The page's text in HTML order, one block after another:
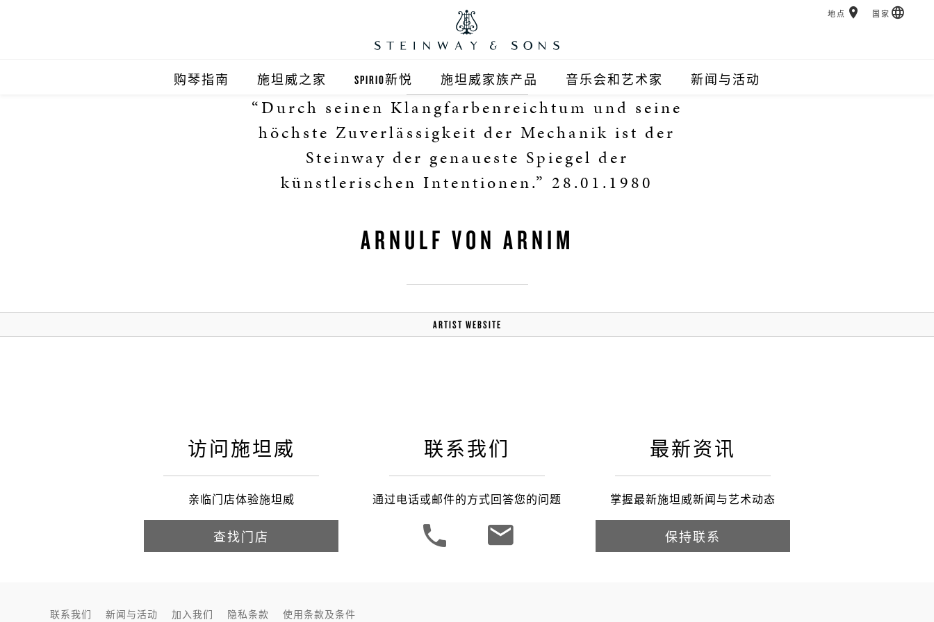
购琴指南 施坦威之家
施坦威之家北京
施坦威顺义旗舰店
施坦威之家上海
SPIRIO新悦 施坦威家族产品
施坦威钢琴
郎朗钢琴
音乐会和艺术家 新闻与活动
地点 国家
“Durch seinen Klangfarbenreichtum und seine
höchste Zuverlässigkeit der Mechanik ist der
Steinway der genaueste Spiegel der
künstlerischen Intentionen.” 28.01.1980
ARNULF VON ARNIM
ARTIST WEBSITE
访问施坦威
亲临门店体验施坦威
查找门店
联系我们
通过电话或邮件的方式回答您的问题
最新资讯
掌握最新施坦威新闻与艺术动态
保持联系
联系我们 新闻与活动 加入我们 隐私条款 使用条款及条件